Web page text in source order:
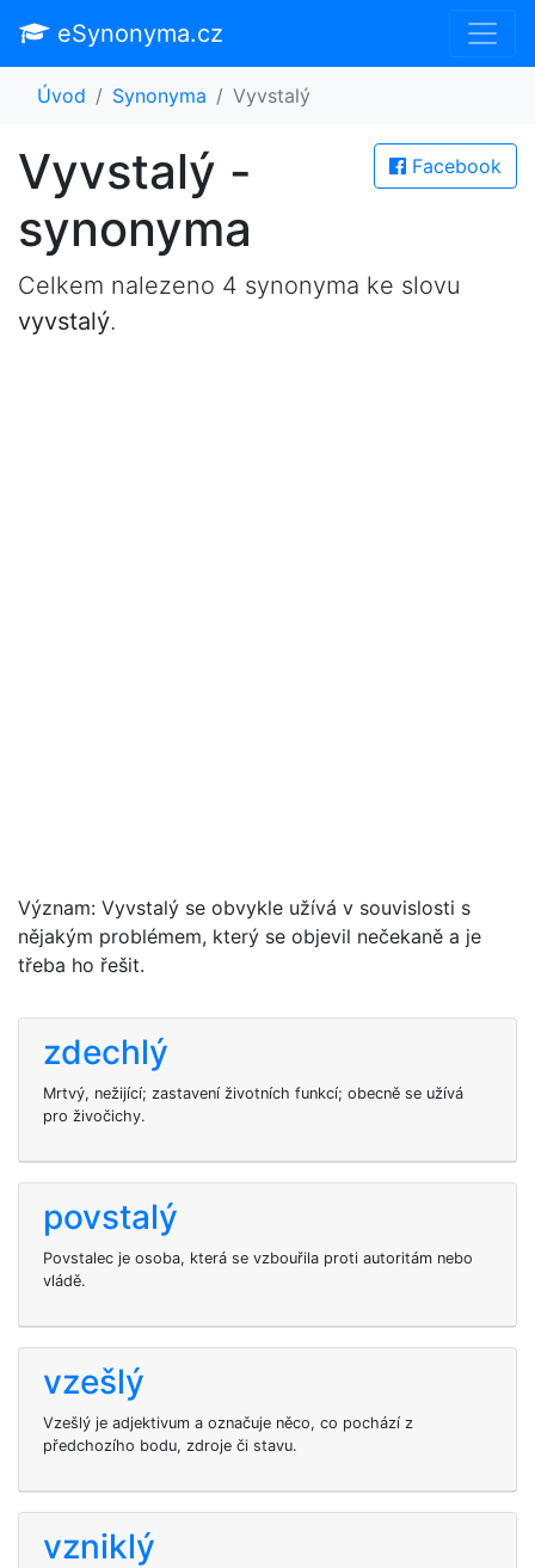
eSynonyma.cz
Úvod Synonyma Vyvstalý
Facebook
Vyvstalý -
synonyma
Celkem nalezeno 4 synonyma ke slovu
vyvstalý.
Význam: Vyvstalý se obvykle užívá v souvislosti s
nějakým problémem, který se objevil nečekaně a je
třeba ho řešit.
zdechlý
Mrtvý, nežijící; zastavení životních funkcí; obecně se užívá
pro živočichy.
povstalý
Povstalec je osoba, která se vzbouřila proti autoritám nebo
vládě.
vzešlý
Vzešlý je adjektivum a označuje něco, co pochází z
předchozího bodu, zdroje či stavu.
vzniklý